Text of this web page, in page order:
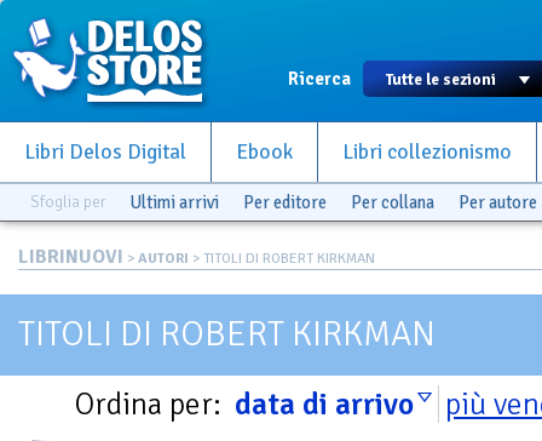
Ricerca
Libri Delos Digital Ebook Libri collezionismo
Sfoglia per Ultimi arrivi Per editore Per collana Per autore
LIBRINUOVI > AUTORI > TITOLI DI ROBERT KIRKMAN
TITOLI DI ROBERT KIRKMAN
Ordina per: data di arrivo più